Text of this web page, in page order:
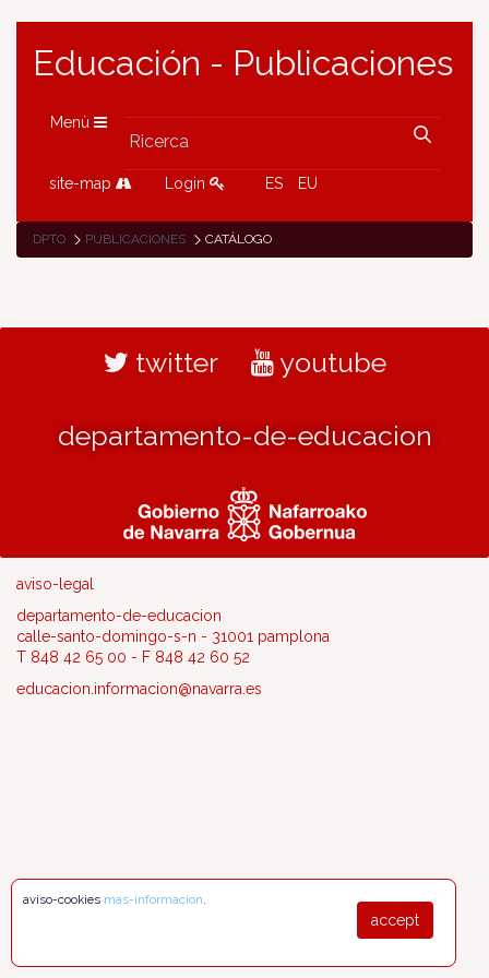
Educación - Publicaciones
Menù
site-map Login ES EU
DPTO PUBLICACIONES CATÁLOGO
twitter youtube
departamento-de-educacion
aviso-legal
departamento-de-educacion
calle-santo-domingo-s-n - 31001 pamplona
T 848 42 65 00 - F 848 42 60 52
educacion.informacion@navarra.es
accept
aviso-cookies mas-informacion.